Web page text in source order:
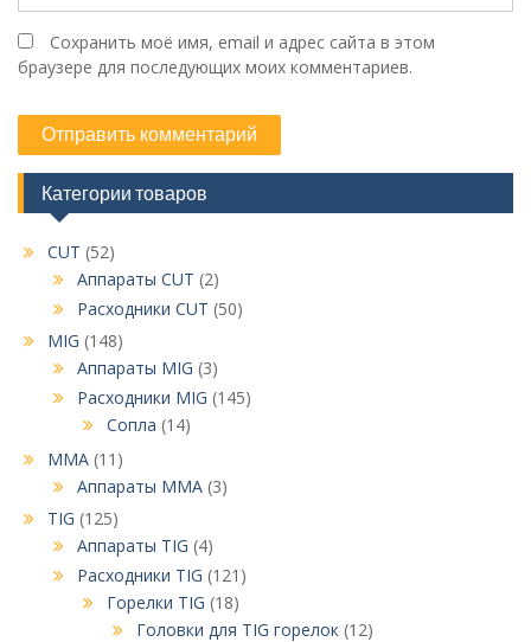
Сохранить моё имя, email и адрес сайта в этом
браузере для последующих моих комментариев.
Категории товаров
CUT (52)
Аппараты CUT (2)
Расходники CUT (50)
MIG (148)
Аппараты MIG (3)
Расходники MIG (145)
Сопла (14)
MMA (11)
Аппараты MMA (3)
TIG (125)
Аппараты TIG (4)
Расходники TIG (121)
Горелки TIG (18)
Головки для TIG горелок (12)